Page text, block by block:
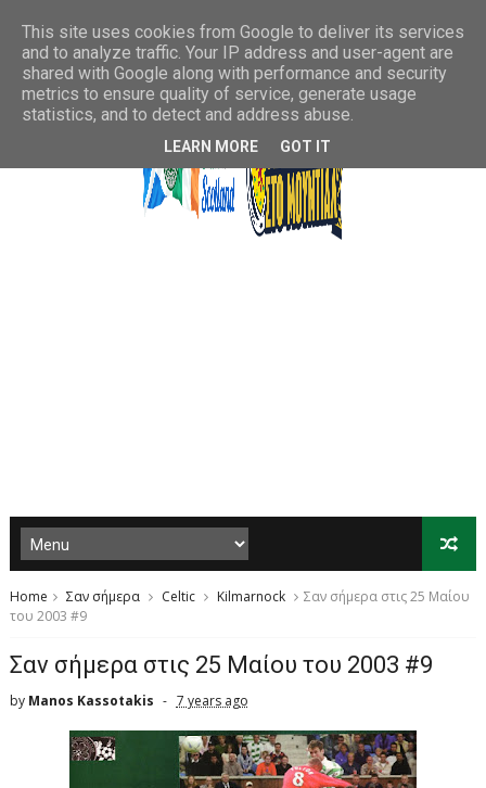
Home Σαν σήμερα Celtic Kilmarnock
Σαν σήμερα στις 25 Μαίου
του 2003 #9
Σαν σήμερα στις 25 Μαίου του 2003 #9
by Manos Kassotakis 7 years ago
This site uses cookies from Google to deliver its services
and to analyze traffic. Your IP address and user-agent are
shared with Google along with performance and security
metrics to ensure quality of service, generate usage
statistics, and to detect and address abuse.
LEARN MORE GOT IT